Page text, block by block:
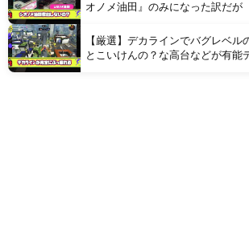
オノメ油田』のみになった訳だが
【厳選】デカラインでバグレベル
とこいけんの？な高台などが有能